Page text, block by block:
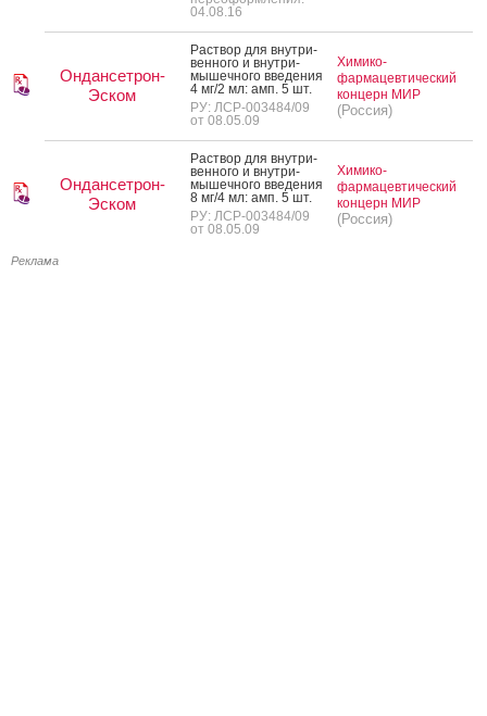
04.08.16
Ондансетрон-
Эском
Рас­твор для внут­ри­
вен­но­го и внут­ри­
мышеч­но­го вве­дения
4 мг/2 мл: амп. 5 шт.
РУ: ЛСР-003484/09
от 08.05.09
Химико-
фармацевтический
концерн МИР
(Россия)
Ондансетрон-
Эском
Рас­твор для внут­ри­
вен­но­го и внут­ри­
мышеч­но­го вве­дения
8 мг/4 мл: амп. 5 шт.
РУ: ЛСР-003484/09
от 08.05.09
Химико-
фармацевтический
концерн МИР
(Россия)
Реклама